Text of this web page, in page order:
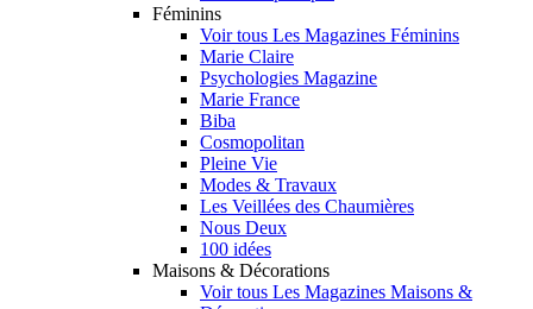
Féminins
Voir tous Les Magazines Féminins
Marie Claire
Psychologies Magazine
Marie France
Biba
Cosmopolitan
Pleine Vie
Modes & Travaux
Les Veillées des Chaumières
Nous Deux
100 idées
Maisons & Décorations
Voir tous Les Magazines Maisons &